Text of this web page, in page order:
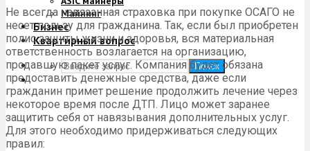
Майнинг
Бизнес
Квартирный вопрос
Поиск
Не всегда навязанная страховка при покупке ОСАГО не
несет пользу для гражданина. Так, если был приобретен
полис защиты жизни и здоровья, вся материальная
ответственность возлагается на организацию,
продавшую пакет услуг. Компания будет обязана
предоставить денежные средства, даже если
гражданин примет решение продолжить лечение через
некоторое время после ДТП. Лицо может заранее
защитить себя от навязывания дополнительных услуг.
Для этого необходимо придерживаться следующих
правил: